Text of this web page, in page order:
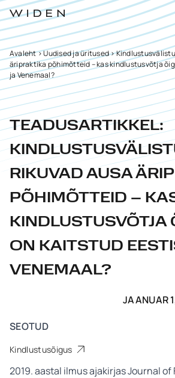
Avaleht>Uudised ja üritused>
äripraktika põhimõtteid – kas kindlustusvõtja
ja Venemaal?
TEADUSARTIKKEL:
RIKUVAD AUSA
PÕHIMÕTTEID –
KINDLUSTUSVÕTJA
ON KAITSTUD
VENEMAAL?
JAANUAR
SEOTUD
Kindlustusõigus
2019. aastal ilmus ajakirjas Journal